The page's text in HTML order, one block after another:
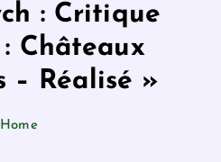
: Critique
Châteaux
– Réalisé »
Home